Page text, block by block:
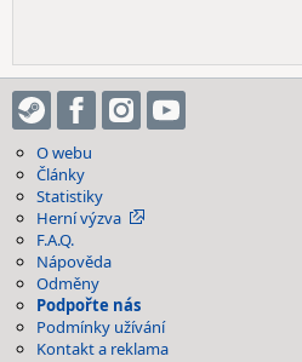
O webu
Články
Statistiky
Herní výzva
F.A.Q.
Nápověda
Odměny
Podpořte nás
Podmínky užívání
Kontakt a reklama